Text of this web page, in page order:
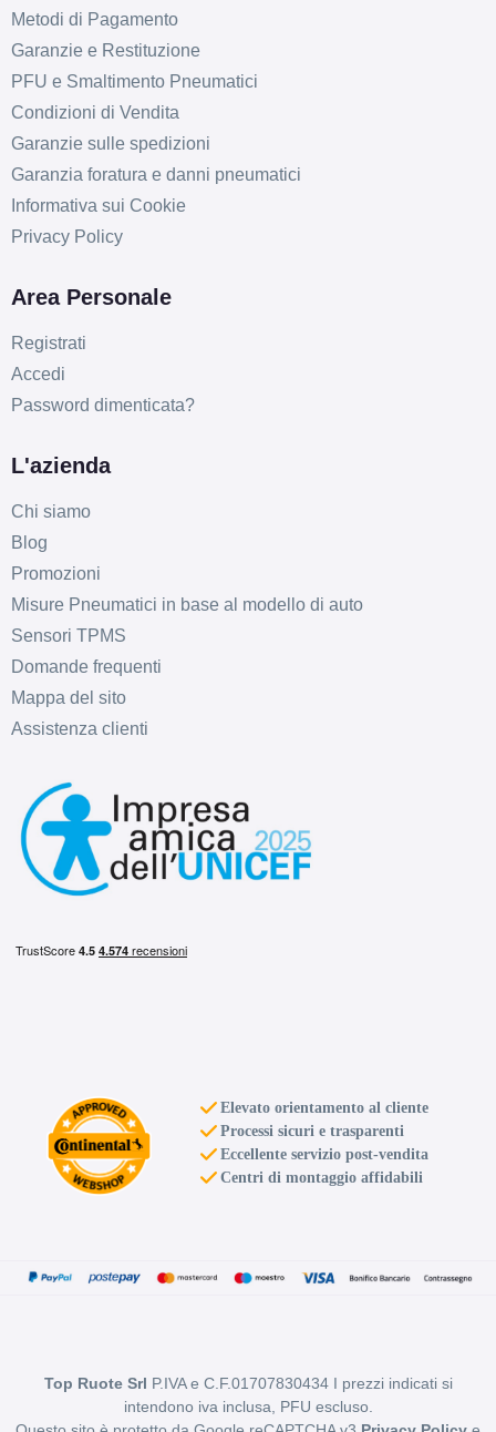
Metodi di Pagamento
Garanzie e Restituzione
PFU e Smaltimento Pneumatici
Condizioni di Vendita
Garanzie sulle spedizioni
Garanzia foratura e danni pneumatici
Informativa sui Cookie
Privacy Policy
Area Personale
Registrati
Accedi
Password dimenticata?
L'azienda
Chi siamo
Blog
Promozioni
Misure Pneumatici in base al modello di auto
Sensori TPMS
Domande frequenti
Mappa del sito
Assistenza clienti
Elevato orientamento al cliente
Processi sicuri e trasparenti
Eccellente servizio post-vendita
Centri di montaggio affidabili
Top Ruote Srl P.IVA e C.F.01707830434 I prezzi indicati si
intendono iva inclusa, PFU escluso.